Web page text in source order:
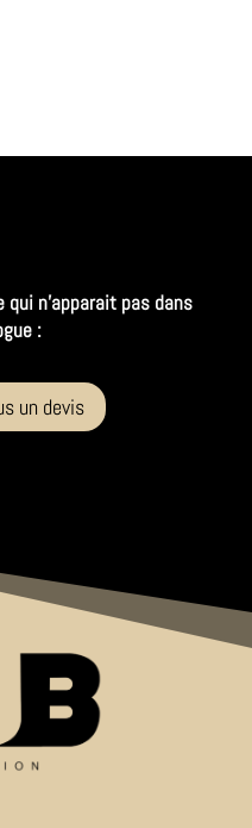
n’apparait pas dans
:
un devis